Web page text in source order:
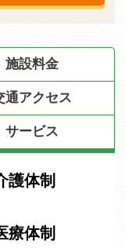
施設料金
通アクセス
サービス
護体制
療体制